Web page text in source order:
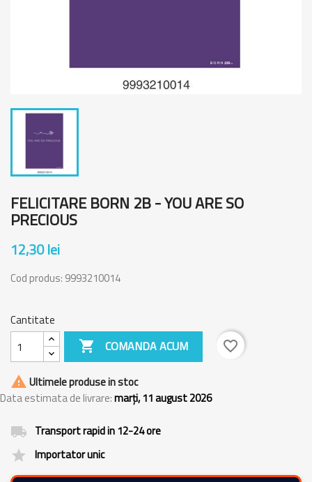
FELICITARE BORN 2B - YOU ARE SO
PRECIOUS
12,30 lei
Cod produs: 9993210014
Cantitate
 COMANDA ACUM favorite_border
 Ultimele produse in stoc
Data estimata de livrare:marți, 11 august 2026
local_shipping Transport rapid in 12-24 ore
grade Importator unic